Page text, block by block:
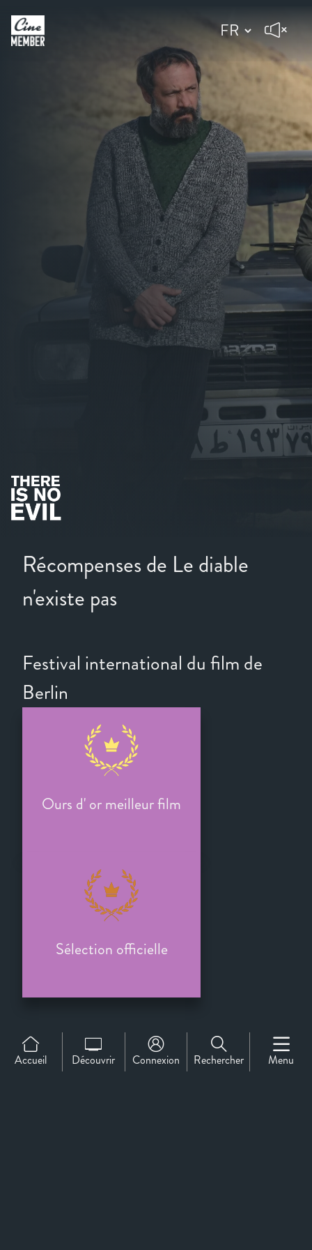
Récompenses de Le diable
n'existe pas
Festival international du film de
Berlin
Ours d' or meilleur film
Sélection officielle
Accueil Découvrir Connexion Rechercher Menu